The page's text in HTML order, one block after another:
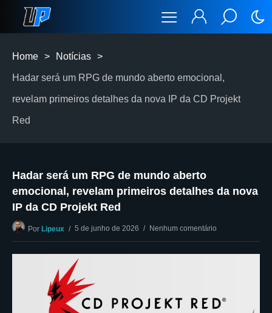
Home > Notícias >
Hadar será um RPG de mundo aberto emocional,
revelam primeiros detalhes da nova IP da CD Projekt
Red
Hadar será um RPG de mundo aberto
emocional, revelam primeiros detalhes da nova
IP da CD Projekt Red
Por Lipeux 5 de junho de 2026 Nenhum comentário